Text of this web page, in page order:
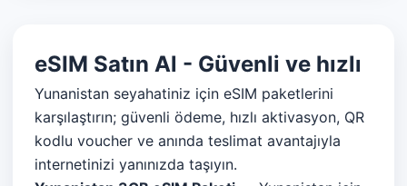
eSIM Satın Al - Güvenli ve hızlı
Yunanistan seyahatiniz için eSIM paketlerini
karşılaştırın; güvenli ödeme, hızlı aktivasyon, QR
kodlu voucher ve anında teslimat avantajıyla
internetinizi yanınızda taşıyın.